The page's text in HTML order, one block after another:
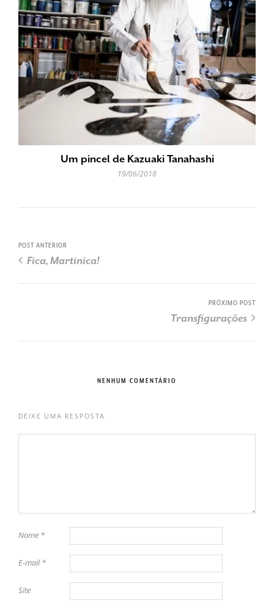
Um pincel de Kazuaki Tanahashi
19/06/2018
POST ANTERIOR
Fica, Martinica!
PRÓXIMO POST
Transfigurações
NENHUM COMENTÁRIO
DEIXE UMA RESPOSTA
Nome *
E-mail*
Site